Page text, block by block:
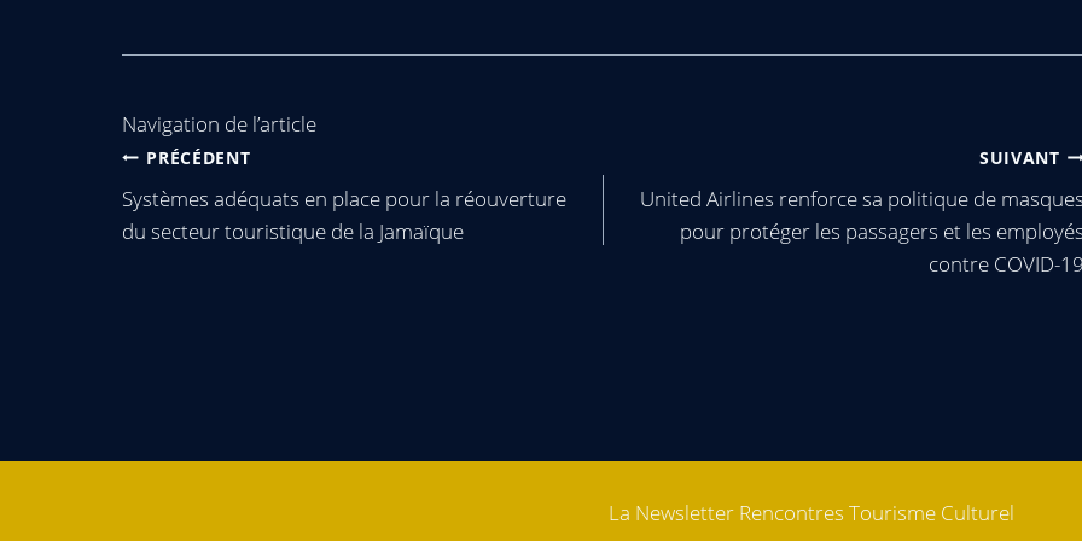
Navigation de l’article
PRÉCÉDENT
Systèmes adéquats en place pour la réouverture
du secteur touristique de la Jamaïque
SUIVANT
United Airlines renforce sa politique de masques
pour protéger les passagers et les employés
contre COVID-19
La Newsletter Rencontres Tourisme Culturel